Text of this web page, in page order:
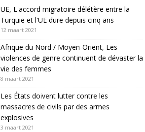
UE, L'accord migratoire délétère entre la
Turquie et l'UE dure depuis cinq ans
12 maart 2021
Afrique du Nord / Moyen-Orient, Les
violences de genre continuent de dévaster la
vie des femmes
8 maart 2021
Les États doivent lutter contre les
massacres de civils par des armes
explosives
3 maart 2021